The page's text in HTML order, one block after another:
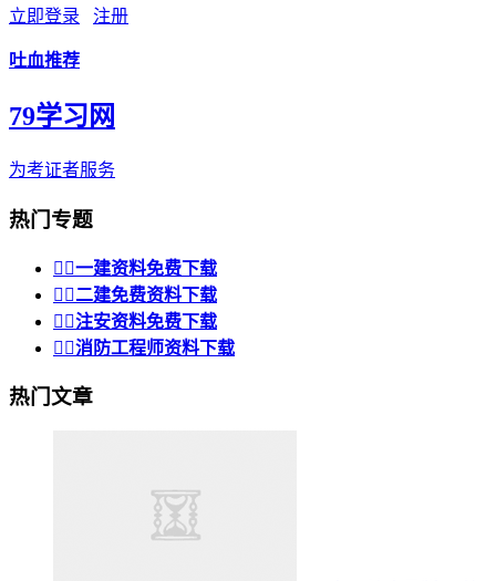
立即登录 注册
吐血推荐
79学习网
为考证者服务
热门专题
 一建资料免费下载
 二建免费资料下载
 注安资料免费下载
 消防工程师资料下载
热门文章